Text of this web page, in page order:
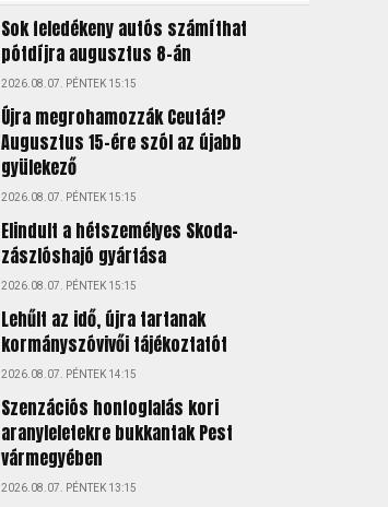
Sok feledékeny autós számíthat
pótdíjra augusztus 8-án
2026.08.07. PÉNTEK 15:15
Újra megrohamozzák Ceutát?
Augusztus 15-ére szól az újabb
gyülekező
2026.08.07. PÉNTEK 15:15
Elindult a hétszemélyes Skoda-
zászlóshajó gyártása
2026.08.07. PÉNTEK 15:15
Lehűlt az idő, újra tartanak
kormányszóvivői tájékoztatót
2026.08.07. PÉNTEK 14:15
Szenzációs honfoglalás kori
aranyleletekre bukkantak Pest
vármegyében
2026.08.07. PÉNTEK 13:15